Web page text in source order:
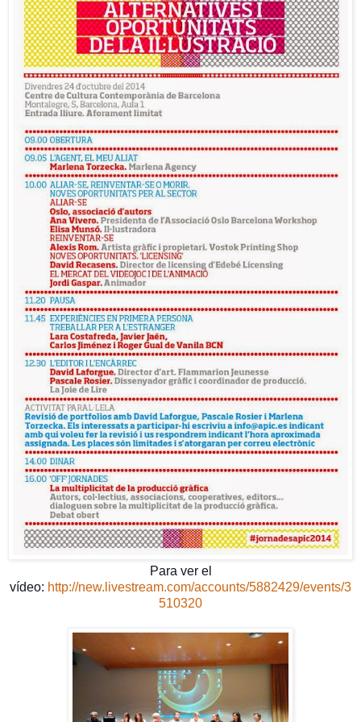
Para ver el
vídeo: http://new.livestream.com/accounts/5882429/events/3
510320